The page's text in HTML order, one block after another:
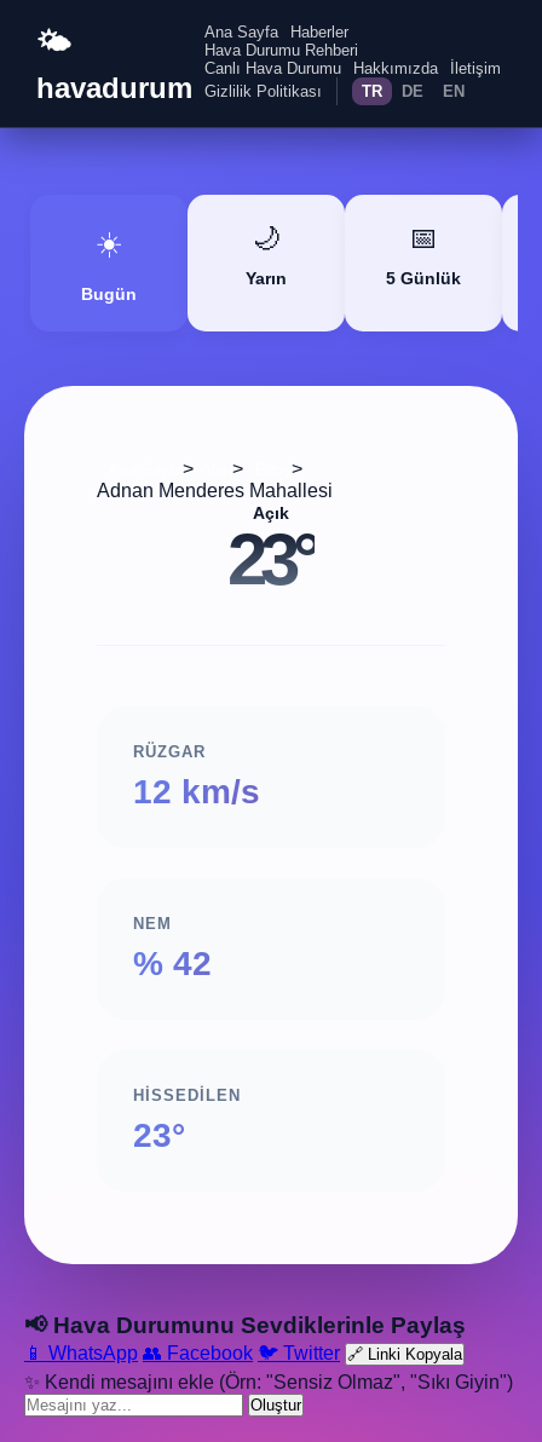
🌤️
havadurum
Ana Sayfa
Haberler
Hava Durumu Rehberi
Canlı Hava Durumu
Hakkımızda
İletişim
Gizlilik Politikası
TR DE EN
☀️
Bugün
🌙
Yarın
📅
5 Günlük
> >
>
Adnan Menderes Mahallesi
Açık
23°
RÜZGAR
12 km/s
NEM
% 42
HISSEDILEN
23°
📢 Hava Durumunu Sevdiklerinle Paylaş
📱 WhatsApp 👥 Facebook 🐦 Twitter 🔗 Linki Kopyala
✨ Kendi mesajını ekle (Örn: "Sensiz Olmaz", "Sıkı Giyin")
Oluştur